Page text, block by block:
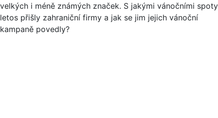
velkých i méně známých značek. S jakými vánočními spoty
letos přišly zahraniční firmy a jak se jim jejich vánoční
kampaně povedly?